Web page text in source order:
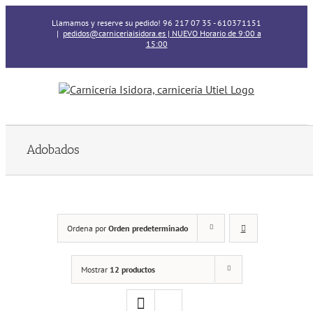
Llamamos y reserve su pedido! 96 217 07 35 - 610371151
| pedidos@carniceriaisidora.es | NUEVO Horario de 9:00 a
15:00
Adobados
Ordena por Orden predeterminado
Mostrar 12 productos